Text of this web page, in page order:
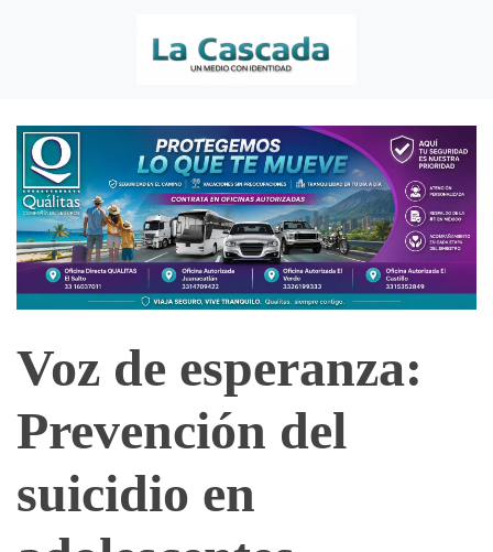
Voz de esperanza:
Prevención del
suicidio en